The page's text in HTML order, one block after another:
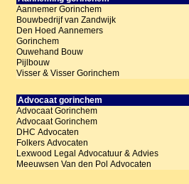
Aannemer Gorinchem
Bouwbedrijf van Zandwijk
Den Hoed Aannemers
Gorinchem
Ouwehand Bouw
Pijlbouw
Visser & Visser Gorinchem
Advocaat gorinchem
Advocaat Gorinchem
Advocaat Gorinchem
DHC Advocaten
Folkers Advocaten
Lexwood Legal Advocatuur & Advies
Meeuwsen Van den Pol Advocaten